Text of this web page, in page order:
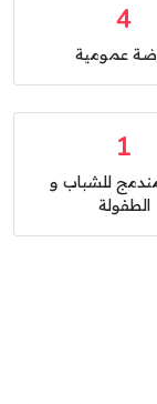
4
عمومية
1
للشباب و
الطفولة